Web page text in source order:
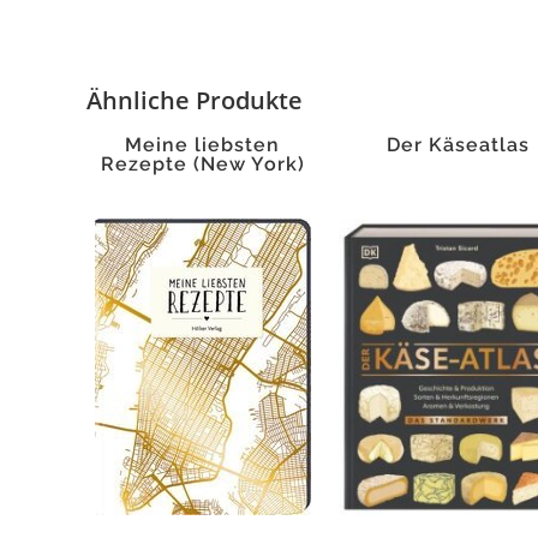
Ähnliche Produkte
Meine liebsten
Rezepte (New York)
Der Käseatlas